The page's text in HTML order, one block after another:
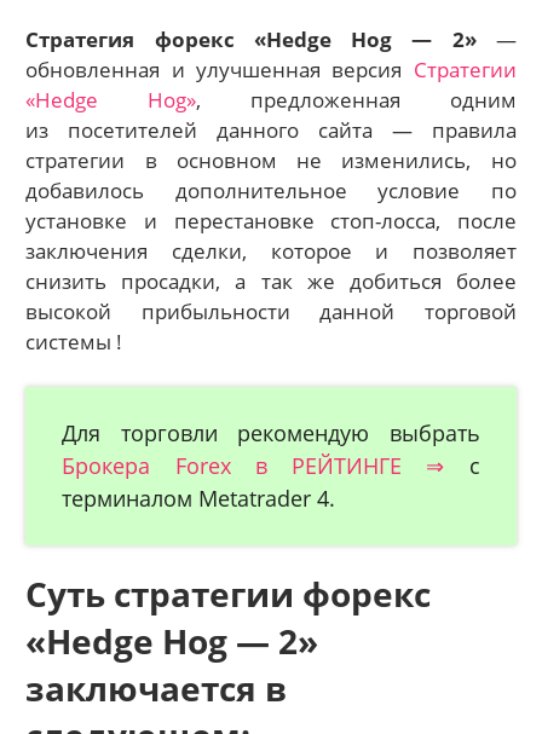
новости…
Стратегия форекс «Hedge Hog — 2»—
обновленная и улучшенная версия Стратегии
«Hedge Hog», предложенная одним
из посетителей данного сайта — правила
стратегии в основном не изменились, но
добавилось дополнительное условие по
установке и перестановке стоп-лосса, после
заключения сделки, которое и позволяет
снизить просадки, а так же добиться более
высокой прибыльности данной торговой
системы !
Для торговли рекомендую выбрать
Брокера Forex в РЕЙТИНГЕ ⇒ с
терминалом Metatrader 4.
Суть стратегии форекс
«Hedge Hog — 2»
заключается в